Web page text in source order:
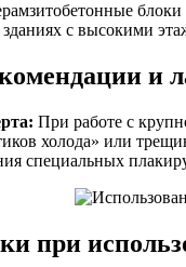
блоки
с высокими
и
При работе с
холода» или
специальных
при